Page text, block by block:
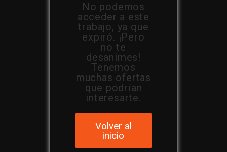
No podemos
acceder a este
trabajo, ya que
expiró. ¡Pero
no te
desanimes!
Tenemos
muchas ofertas
que podrían
interesarte.
Volver al
inicio